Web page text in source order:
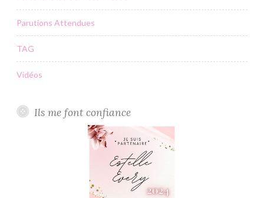
Parutions Attendues
TAG
Vidéos
Ils me font confiance